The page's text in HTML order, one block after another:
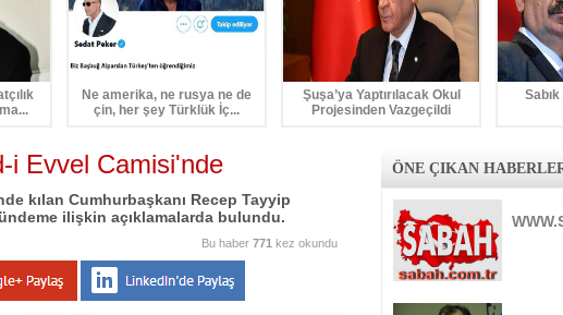
Ne amerika, ne rusya ne de
çin, her şey Türklük İç...
Şuşa’ya Yaptırılacak Okul
Projesinden Vazgeçildi
i Evvel Camisi'nde
kılan Cumhurbaşkanı Recep Tayyip
ilişkin açıklamalarda bulundu.
Bu haber 771 kez okundu
ÖNE ÇIKAN